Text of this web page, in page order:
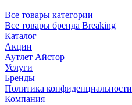
Все товары категории
Все товары бренда Breaking
Каталог
Акции
Аутлет Айстор
Услуги
Бренды
Политика конфиденциальности
Компания